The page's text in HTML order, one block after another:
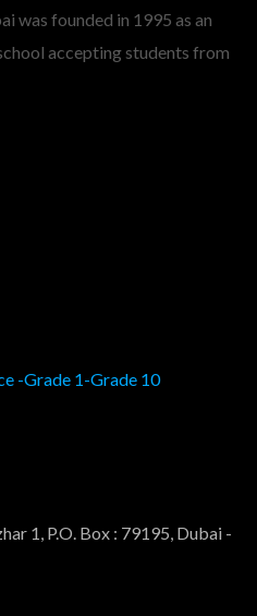
was founded in 1995 as an
accepting students from
-Grade 1-Grade 10
1, P.O. Box : 79195, Dubai -